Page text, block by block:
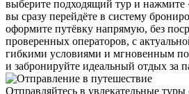
выберите подходящий тур и нажмите
вы сразу перейдёте в систему
оформите путёвку напрямую, без
проверенных операторов, с
гибкими условиями и мгновенным
и забронируйте идеальный отдых за
Отправляйтесь в увлекательные